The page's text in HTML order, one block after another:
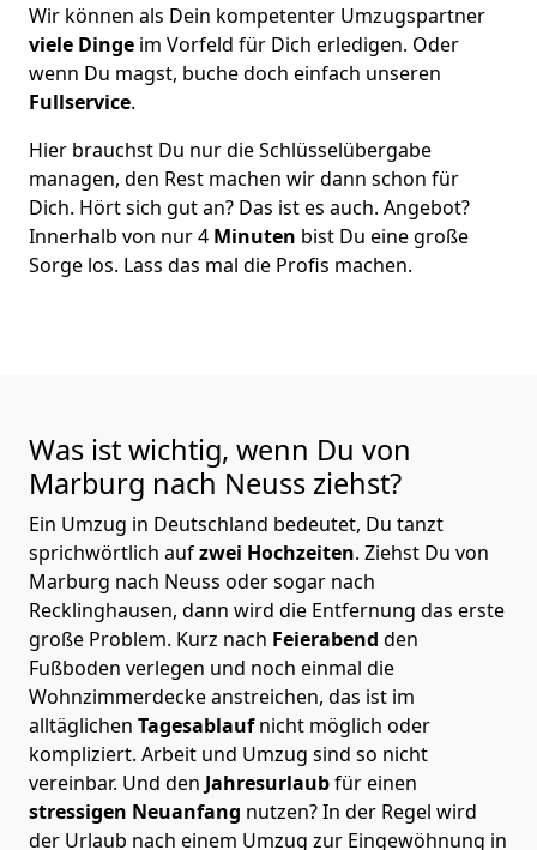
Wir können als Dein kompetenter Umzugspartner
viele Dinge im Vorfeld für Dich erledigen. Oder
wenn Du magst, buche doch einfach unseren
Fullservice.
Hier brauchst Du nur die Schlüsselübergabe
managen, den Rest machen wir dann schon für
Dich. Hört sich gut an? Das ist es auch. Angebot?
Innerhalb von nur 4 Minuten bist Du eine große
Sorge los. Lass das mal die Profis machen.
Was ist wichtig, wenn Du von
Marburg nach Neuss ziehst?
Ein Umzug in Deutschland bedeutet, Du tanzt
sprichwörtlich aufzwei Hochzeiten. Ziehst Du von
Marburg nach Neuss oder sogar nach
Recklinghausen, dann wird die Entfernung das erste
große Problem. Kurz nach Feierabend den
Fußboden verlegen und noch einmal die
Wohnzimmerdecke anstreichen, das ist im
alltäglichen Tagesablaufnicht möglich oder
kompliziert. Arbeit und Umzug sind so nicht
vereinbar. Und den Jahresurlaubfür einen
stressigen Neuanfang nutzen? In der Regel wird
der Urlaub nach einem Umzug zur Eingewöhnung in